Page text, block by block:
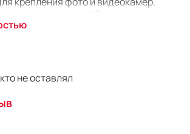
не оставлял